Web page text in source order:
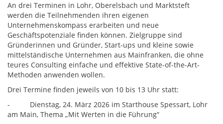
An drei Terminen in Lohr, Oberelsbach und Marktsteft
werden die Teilnehmenden ihren eigenen
Unternehmenskompass erarbeiten und neue
Geschäftspotenziale finden können. Zielgruppe sind
Gründerinnen und Gründer, Start-ups und kleine sowie
mittelständische Unternehmen aus Mainfranken, die ohne
teures Consulting einfache und effektive State-of-the-Art-
Methoden anwenden wollen.
Drei Termine finden jeweils von 10 bis 13 Uhr statt:
- Dienstag, 24. März 2026 im Starthouse Spessart, Lohr
am Main, Thema „Mit Werten in die Führung“